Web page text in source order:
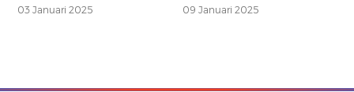
03 Januari 2025 09 Januari 2025